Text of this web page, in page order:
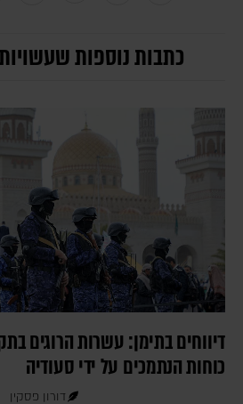
כתבות נוספות
דיווחים בתימן: עשרות הרוגים
כוחות הנתמכים על ידי סעודיה
דורון פסקין